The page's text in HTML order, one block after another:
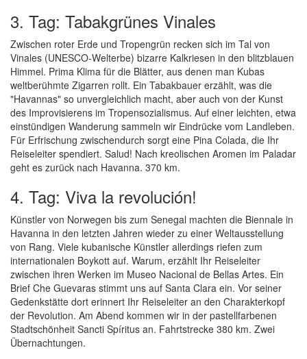
3. Tag: Tabakgrünes Vinales
Zwischen roter Erde und Tropengrün recken sich im Tal von
Vinales (UNESCO-Welterbe) bizarre Kalkriesen in den blitzblauen
Himmel. Prima Klima für die Blätter, aus denen man Kubas
weltberühmte Zigarren rollt. Ein Tabakbauer erzählt, was die
"Havannas" so unvergleichlich macht, aber auch von der Kunst
des Improvisierens im Tropensozialismus. Auf einer leichten, etwa
einstündigen Wanderung sammeln wir Eindrücke vom Landleben.
Für Erfrischung zwischendurch sorgt eine Pina Colada, die Ihr
Reiseleiter spendiert. Salud! Nach kreolischen Aromen im Paladar
geht es zurück nach Havanna. 370 km.
4. Tag: Viva la revolución!
Künstler von Norwegen bis zum Senegal machten die Biennale in
Havanna in den letzten Jahren wieder zu einer Weltausstellung
von Rang. Viele kubanische Künstler allerdings riefen zum
internationalen Boykott auf. Warum, erzählt Ihr Reiseleiter
zwischen ihren Werken im Museo Nacional de Bellas Artes. Ein
Brief Che Guevaras stimmt uns auf Santa Clara ein. Vor seiner
Gedenkstätte dort erinnert Ihr Reiseleiter an den Charakterkopf
der Revolution. Am Abend kommen wir in der pastellfarbenen
Stadtschönheit Sancti Spíritus an. Fahrtstrecke 380 km. Zwei
Übernachtungen.